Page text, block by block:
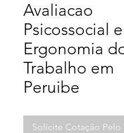
Avaliacao
Psicossocial e
Ergonomia
Trabalho em
Peruibe
Solicite Cotação Pelo